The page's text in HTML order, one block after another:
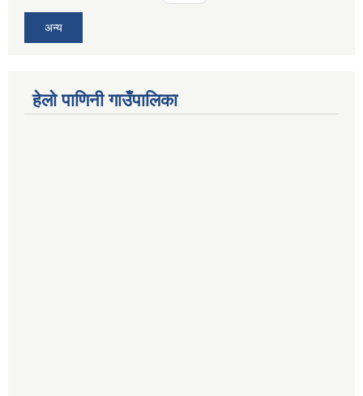
अन्य
हेलो पाणिनी गाउँपालिका